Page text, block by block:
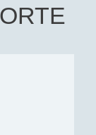
Immobilien to
for a home.